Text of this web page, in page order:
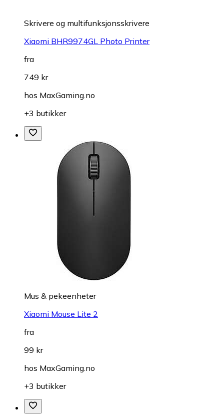
Skrivere og multifunksjonsskrivere
Xiaomi BHR9974GL Photo Printer
fra
749 kr
hos MaxGaming.no
+3 butikker
Mus & pekeenheter
Xiaomi Mouse Lite 2
fra
99 kr
hos MaxGaming.no
+3 butikker